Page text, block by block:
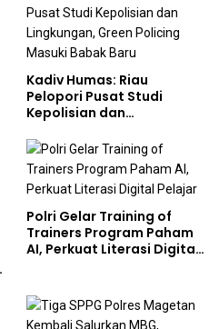
Kadiv Humas: Riau
Pelopori Pusat Studi
Kepolisian dan
Policing Masuki Babak
Baru
Polri Gelar Training of
Trainers Program Paham
AI, Perkuat Literasi Digital